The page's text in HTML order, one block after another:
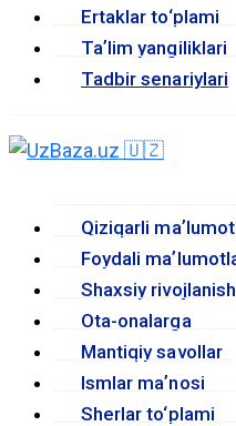
Ertaklar to‘plami
Taʼlim yangiliklari
Tadbir senariylari
Qiziqarli
Foydali
Shaxsiy rivojlanish
Ota-onalarga
Mantiqiy savollar
Ismlar maʼnosi
Sherlar to‘plami